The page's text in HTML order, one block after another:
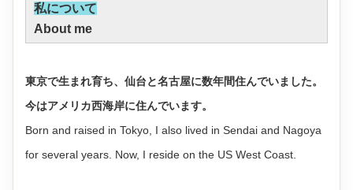
私について
About me
東京で生まれ育ち、仙台と名古屋に数年間住んでいました。
今はアメリカ西海岸に住んでいます。
Born and raised in Tokyo, I also lived in Sendai and Nagoya
for several years. Now, I reside on the US West Coast.